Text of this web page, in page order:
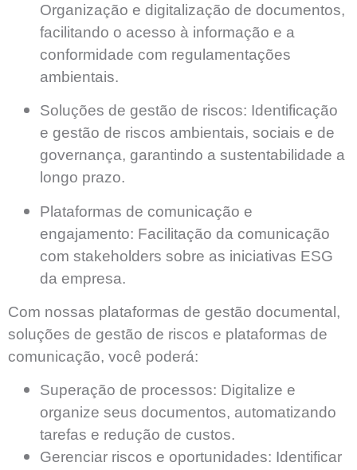
Organização e digitalização de documentos,
facilitando o acesso à informação e a
conformidade com regulamentações
ambientais.
Soluções de gestão de riscos: Identificação
e gestão de riscos ambientais, sociais e de
governança, garantindo a sustentabilidade a
longo prazo.
Plataformas de comunicação e
engajamento: Facilitação da comunicação
com stakeholders sobre as iniciativas ESG
da empresa.
Com nossas plataformas de gestão documental,
soluções de gestão de riscos e plataformas de
comunicação, você poderá:
Superação de processos: Digitalize e
organize seus documentos, automatizando
tarefas e redução de custos.
Gerenciar riscos e oportunidades: Identificar